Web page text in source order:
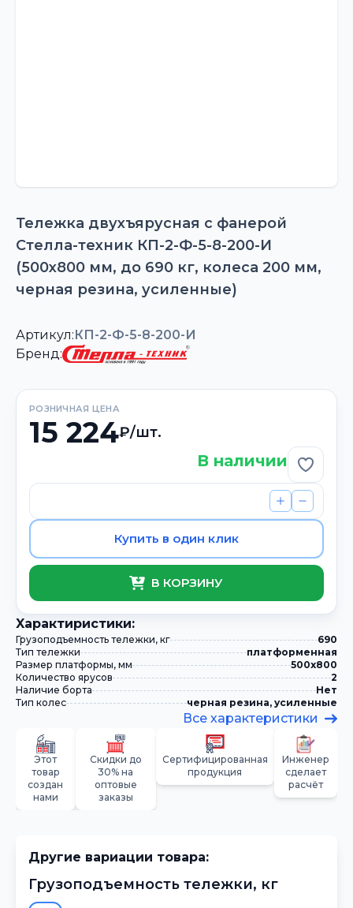
Тележка двухъярусная с фанерой
Стелла-техник КП-2-Ф-5-8-200-И
(500х800 мм, до 690 кг, колеса 200 мм,
черная резина, усиленные)
Артикул:КП-2-Ф-5-8-200-И
Бренд:
РОЗНИЧНАЯ ЦЕНА
15 224₽/шт.
В наличии
Купить в один клик
В КОРЗИНУ
Xарактиристики:
Грузоподъемность тележки, кг
690
Тип тележки
платформенная
Размер платформы, мм
500х800
Количество ярусов
2
Наличие борта
Нет
Тип колес
черная резина, усиленные
Все характеристики
Этот
товар
создан
нами
Скидки до
30% на
оптовые
заказы
Сертифицированная
продукция
Инженер
сделает
расчёт
Другие вариации товара:
Грузоподъемность тележки, кг